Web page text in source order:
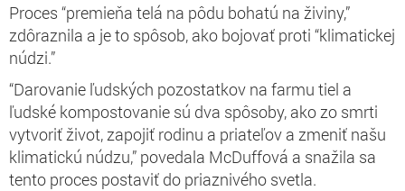
Proces “premieňa telá na pôdu bohatú na živiny,”
zdôraznila a je to spôsob, ako bojovať proti “klimatickej
núdzi.”
“Darovanie ľudských pozostatkov na farmu tiel a
ľudské kompostovanie sú dva spôsoby, ako zo smrti
vytvoriť život, zapojiť rodinu a priateľov a zmeniť našu
klimatickú núdzu,” povedala McDuffová a snažila sa
tento proces postaviť do priaznivého svetla.